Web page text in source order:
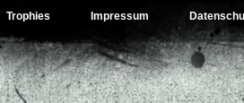
Trophies Impressum